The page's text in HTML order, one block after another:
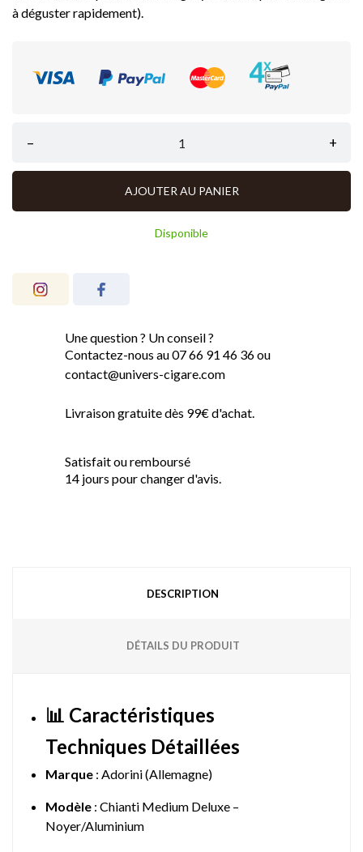
à déguster rapidement).
– +
AJOUTER AU PANIER
Disponible
Une question ? Un conseil ?
Contactez-nous au 07 66 91 46 36 ou
contact@univers-cigare.com
Livraison gratuite dès 99€ d'achat.
Satisfait ou remboursé
14 jours pour changer d'avis.
DESCRIPTION
DÉTAILS DU PRODUIT
📊 Caractéristiques
Techniques Détaillées
Marque : Adorini (Allemagne)
Modèle : Chianti Medium Deluxe –
Noyer/Aluminium